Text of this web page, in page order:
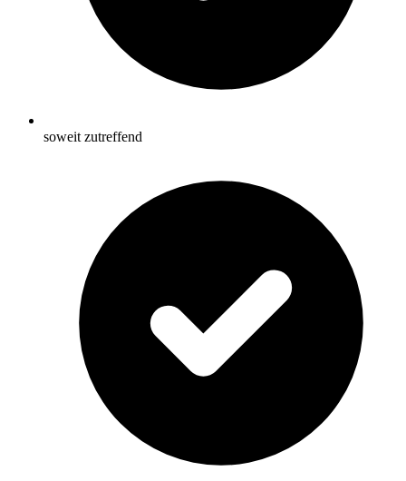
soweit zutreffend